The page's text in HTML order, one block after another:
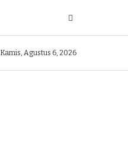
Kamis, Agustus 6, 2026